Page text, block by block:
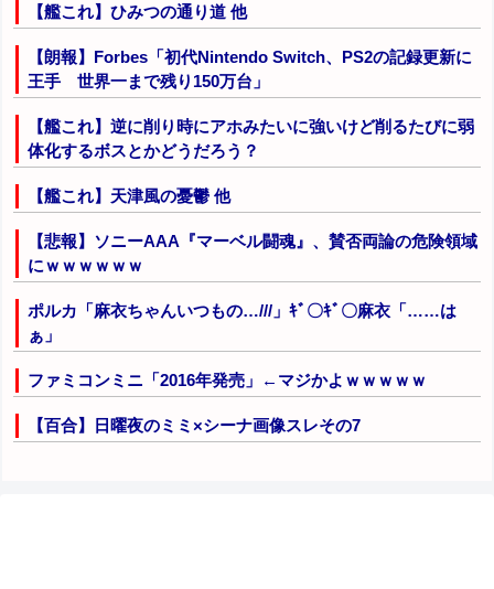
【艦これ】ひみつの通り道 他
【朗報】Forbes「初代Nintendo Switch、PS2の記録更新に
王手 世界一まで残り150万台」
【艦これ】逆に削り時にアホみたいに強いけど削るたびに弱
体化するボスとかどうだろう？
【艦これ】天津風の憂鬱 他
【悲報】ソニーAAA『マーベル闘魂』、賛否両論の危険領域
にｗｗｗｗｗｗ
ポルカ「麻衣ちゃんいつもの…///」ｷﾞ〇ｷﾞ〇麻衣「……は
ぁ」
ファミコンミニ「2016年発売」←マジかよｗｗｗｗｗ
【百合】日曜夜のミミ×シーナ画像スレその7